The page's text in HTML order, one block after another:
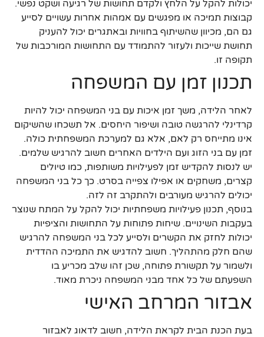
יכולות להקל על הלחץ ולקדם תחושות של רגיעה ושקט נפשי.
קבוצות תמיכה או מפגשים עם אמהות אחרות עשויים לסייע
גם הם, מכיוון שהשיתוף בחוויות ובאתגרים יכול להעניק
תחושת שייכות ולעזור להתמודד עם התחושות המורכבות של
תקופה זו.
תכנון זמן עם המשפחה
לאחר הלידה, משך זמן איכות עם בני המשפחה יכול להיות
קרדינלי להרגשה טובה ושיפור היחסים. אל תשכחו שהשיקום
אינו מתייחס רק לאם, אלא גם למערכת המשפחתית כולה.
זמן עם בני הזוג ועם הילדים האחרים חשוב להרגיש שלמים.
יש לנסות להקדיש זמן לפעילויות משותפות, כמו טיולים
קצרים, משחקים או אפילו צפייה בסרט. כך כל בני המשפחה
יכולים להרגיש מעורבים ולהתקרב זה לזה.
בנוסף, תכנון פעילויות משפחתיות יכול להקל על המתח שנוצר
בעקבות השינויים. שיחות פתוחות על התחושות והציפיות
יכולות לחזק את הקשרים ולסייע לכל בני המשפחה להרגיש
שהם חלק מהתהליך. חשוב להדגיש את התמיכה ההדדית
ולשמור על תקשורת פתוחה, שכן זהו שלב מכריע בו
השפעתם של כל אחד מבני המשפחה ניכרת מאוד.
אבזור המרחב האישי
בעת הכנת הבית לקראת הלידה, חשוב לדאוג לאבזור